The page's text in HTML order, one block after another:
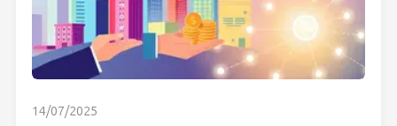
14/07/2025